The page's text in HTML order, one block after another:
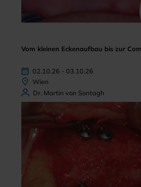
Vom kleinen Eckenaufbau bis zur
02.10.26 - 03.10.26
Wien
Dr. Martin von Sontagh